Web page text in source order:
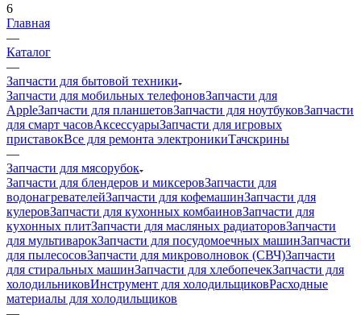
6
Главная
—
Каталог
—
Запчасти для бытовой техники
Запчасти для мобильных телефоновЗапчасти для
AppleЗапчасти для планшетовЗапчасти для ноутбуковЗапчасти
для смарт часовАксессуарыЗапчасти для игровых
приставокВсе для ремонта электроникиТачскрины
—
Запчасти для мясорубок
Запчасти для блендеров и миксеровЗапчасти для
водонагревателейЗапчасти для кофемашинЗапчасти для
кулеровЗапчасти для кухонных комбаиновЗапчасти для
кухонных плитЗапчасти для масляных радиаторовЗапчасти
для мультиварокЗапчасти для посудомоечных машинЗапчасти
для пылесосовЗапчасти для микроволновок (СВЧ)Запчасти
для стиральных машинЗапчасти для хлебопечекЗапчасти для
холодильниковИнструмент для холодильщиковРасходные
материалы для холодильщиков